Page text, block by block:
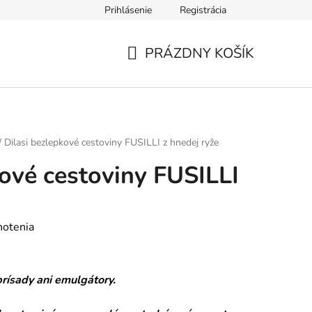
Formulár na odstúpenie od zmluvy
Prihlásenie Registrácia
PRÁZDNY KOŠÍK
Dilasi bezlepkové cestoviny FUSILLI z hnedej ryže
cestoviny FUSILLI
ani emulgátory.